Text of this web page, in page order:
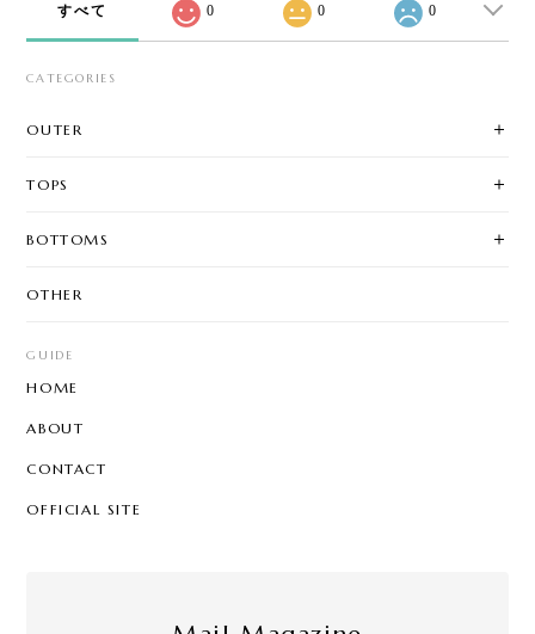
すべて 0 0 0
CATEGORIES
OUTER
TOPS
BOTTOMS
OTHER
GUIDE
HOME
ABOUT
CONTACT
OFFICIAL SITE